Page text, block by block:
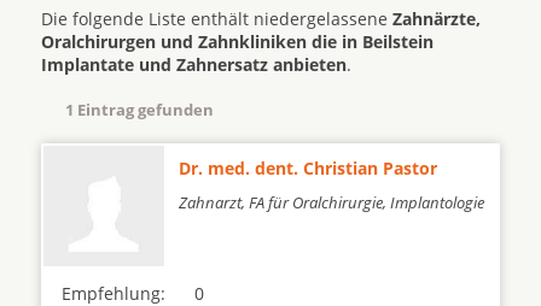
Die folgende Liste enthält niedergelassene Zahnärzte,
Oralchirurgen und Zahnkliniken die in Beilstein
Implantate und Zahnersatz anbieten.
1 Eintrag gefunden
Dr. med. dent. Christian Pastor
Zahnarzt, FA für Oralchirurgie, Implantologie
Empfehlung:
0